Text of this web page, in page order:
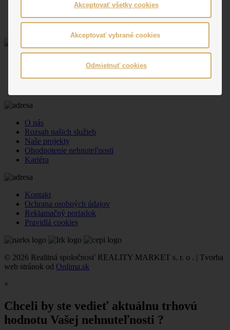
REALITY MARKET s.r.o.
Horná 65A
97401 Banská Bystrica
+421 (0) 48 412 55 37
Fax.: +421 (0) 48 412 52 83
O nás
Rozsah našich služieb
Naše projekty
Ohodnotenie nehnuteľnosti
Kariéra
Kontakt
Ochrana osobných údajov
Reklamačný poriadok
Pravidlá cookies
© 2026 Realitná spoločnosť REALITY MARKET s. r. o . | Tvorba
web stránok od Onlima.sk
×
Chceli by ste vedieť aktuálnu trhovú
hodnotu Vašej nehnuteľnosti ?
Akceptovať všetky cookies
Akceptovať vybrané cookies
Odmietnuť cookies